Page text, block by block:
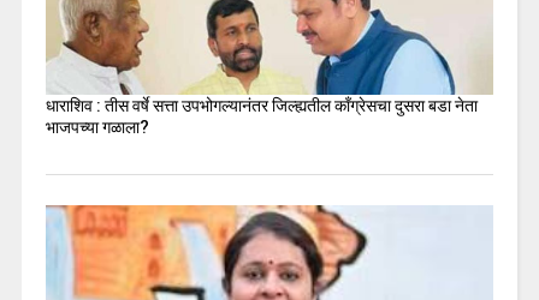
धाराशिव : तीस वर्षे सत्ता उपभोगल्यानंतर जिल्ह्यतील कॉंग्रेसचा दुसरा बडा नेता
भाजपच्या गळाला?